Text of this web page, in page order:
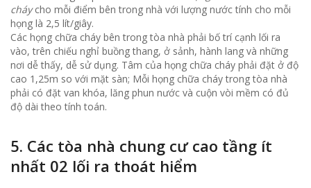
cháycho mỗi điểm bên trong nhà với lượng nước tính cho mỗi
họng là 2,5 lít/giây.
Các họng chữa cháy bên trong tòa nhà phải bố trí cạnh lối ra
vào, trên chiếu nghỉ buồng thang, ở sảnh, hành lang và những
nơi dễ thấy, dễ sử dụng. Tâm của họng chữa cháy phải đặt ở độ
cao 1,25m so với mặt sàn; Mỗi họng chữa cháy trong tòa nhà
phải có đặt van khóa, lăng phun nước và cuộn vòi mềm có đủ
độ dài theo tính toán.
5. Các tòa nhà chung cư cao tầng ít
nhất 02 lối ra thoát hiểm